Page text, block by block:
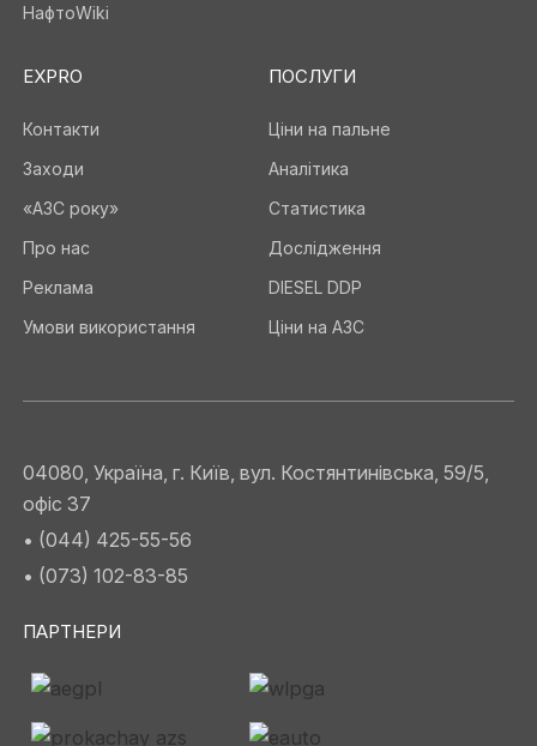
НафтоWiki
EXPRO
Контакти
Заходи
«АЗС року»
Про нас
Реклама
Умови використання
ПОСЛУГИ
Ціни на пальне
Аналітика
Статистика
Дослідження
DIESEL DDP
Ціни на АЗС
04080, Україна, г. Київ, вул. Костянтинівська, 59/5,
офіс 37
• (044) 425-55-56
• (073) 102-83-85
ПАРТНЕРИ